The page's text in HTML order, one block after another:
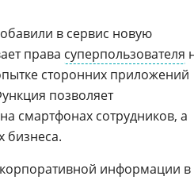
в сервис новую
права суперпользователя
сторонних приложений
позволяет
смартфонах сотрудников, а
бизнеса.
информации в